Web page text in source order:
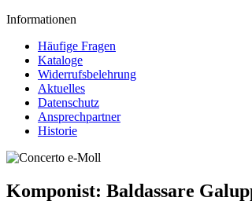
Informationen
Häufige Fragen
Kataloge
Widerrufsbelehrung
Aktuelles
Datenschutz
Ansprechpartner
Historie
Komponist: Baldassare